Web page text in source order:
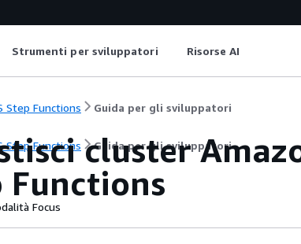
Strumenti per sviluppatori Risorse AI
Step Functions Guida per gli sviluppatori
Step Functions Guida per gli sviluppatori
cluster
Functions
Focus